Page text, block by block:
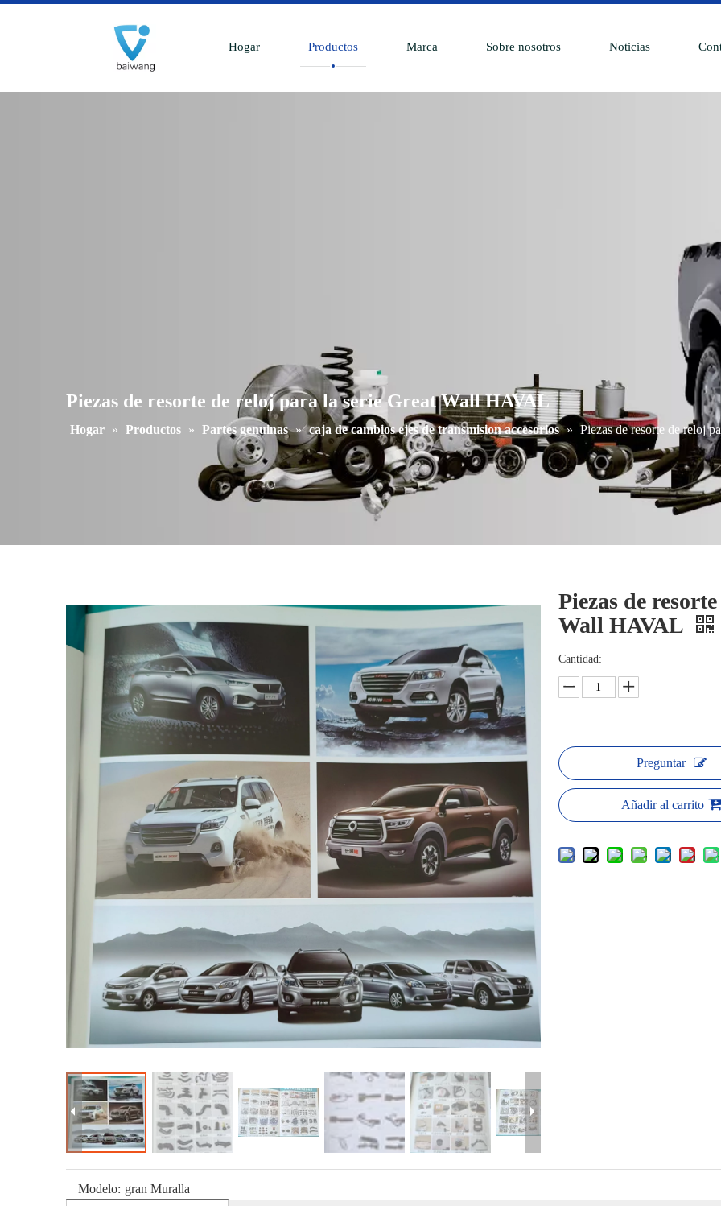
Hogar Productos Marca Sobre nosotros Noticias
Piezas de resorte de reloj para la serie Great Wall HAVAL
Hogar » Productos » Partes genuinas » caja de cambios ejes de transmision accesorios » Piezas de resorte de reloj
Piezas de
Wall HAVAL
Cantidad:
Preguntar
Añadir al carrito
Modelo: gran Muralla